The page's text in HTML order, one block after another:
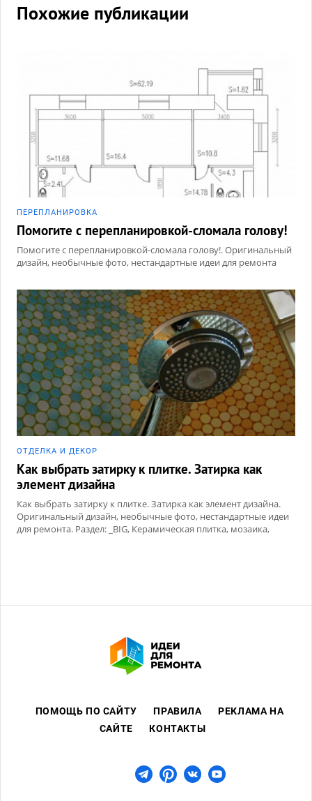
Похожие публикации
ПЕРЕПЛАНИРОВКА
Помогите с перепланировкой-сломала голову!
Помогите с перепланировкой-сломала голову!. Оригинальный
дизайн, необычные фото, нестандартные идеи для ремонта
ОТДЕЛКА И ДЕКОР
Как выбрать затирку к плитке. Затирка как
элемент дизайна
Как выбрать затирку к плитке. Затирка как элемент дизайна.
Оригинальный дизайн, необычные фото, нестандартные идеи
для ремонта. Раздел: _BIG, Керамическая плитка, мозаика,
ПОМОЩЬ ПО САЙТУ ПРАВИЛА
РЕКЛАМА НА
САЙТЕ
КОНТАКТЫ